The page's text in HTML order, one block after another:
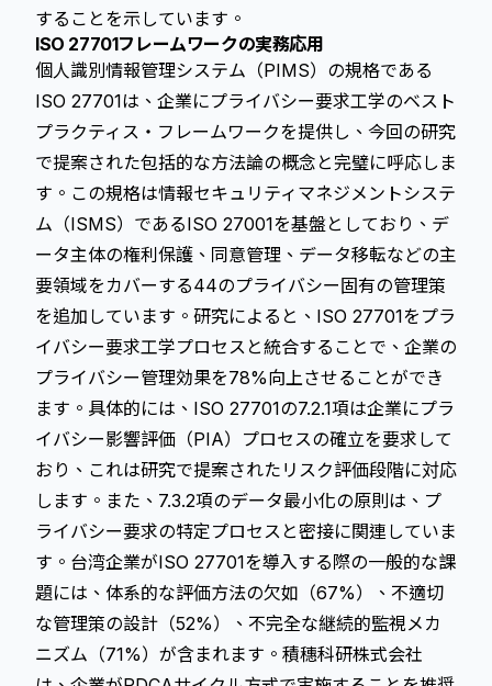
することを示しています。
ISO 27701フレームワークの実務応用
個人識別情報管理システム（PIMS）の規格である
ISO 27701は、企業にプライバシー要求工学のベスト
プラクティス・フレームワークを提供し、今回の研究
で提案された包括的な方法論の概念と完璧に呼応しま
す。この規格は情報セキュリティマネジメントシステ
ム（ISMS）であるISO 27001を基盤としており、デ
ータ主体の権利保護、同意管理、データ移転などの主
要領域をカバーする44のプライバシー固有の管理策
を追加しています。研究によると、ISO 27701をプラ
イバシー要求工学プロセスと統合することで、企業の
プライバシー管理効果を78%向上させることができ
ます。具体的には、ISO 27701の7.2.1項は企業にプラ
イバシー影響評価（PIA）プロセスの確立を要求して
おり、これは研究で提案されたリスク評価段階に対応
します。また、7.3.2項のデータ最小化の原則は、プ
ライバシー要求の特定プロセスと密接に関連していま
す。台湾企業がISO 27701を導入する際の一般的な課
題には、体系的な評価方法の欠如（67%）、不適切
な管理策の設計（52%）、不完全な継続的監視メカ
ニズム（71%）が含まれます。積穗科研株式会社